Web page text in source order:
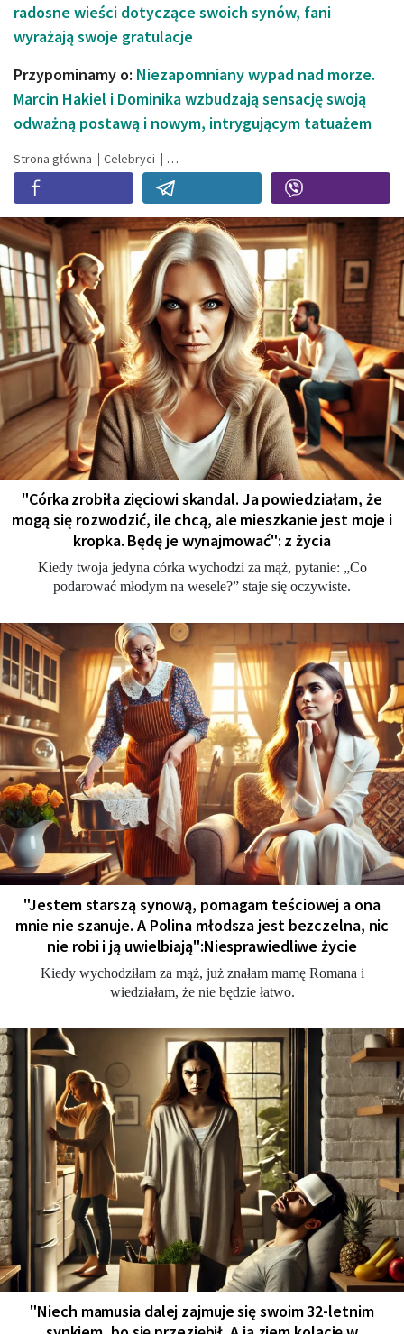
radosne wieści dotyczące swoich synów, fani
wyrażają swoje gratulacje
Przypominamy o: Niezapomniany wypad nad morze.
Marcin Hakiel i Dominika wzbudzają sensację swoją
odważną postawą i nowym, intrygującym tatuażem
Strona główna Celebryci
"Córka zrobiła zięciowi skandal. Ja powiedziałam, że
mogą się rozwodzić, ile chcą, ale mieszkanie jest moje i
kropka. Będę je wynajmować": z życia
Kiedy twoja jedyna córka wychodzi za mąż, pytanie: „Co
podarować młodym na wesele?” staje się oczywiste.
"Jestem starszą synową, pomagam teściowej a ona
mnie nie szanuje. A Polina młodsza jest bezczelna, nic
nie robi i ją uwielbiają":Niesprawiedliwe życie
Kiedy wychodziłam za mąż, już znałam mamę Romana i
wiedziałam, że nie będzie łatwo.
"Niech mamusia dalej zajmuje się swoim 32-letnim